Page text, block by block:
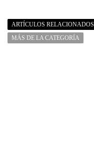
ARTÍCULOS RELACIONADOS
MÁS DE LA CATEGORÍA